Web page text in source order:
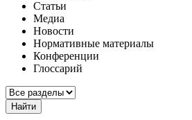
Статьи
Медиа
Новости
Нормативные материалы
Конференции
Глоссарий
Найти